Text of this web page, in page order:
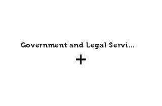
Government and Legal Services